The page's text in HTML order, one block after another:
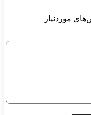
موردنیاز